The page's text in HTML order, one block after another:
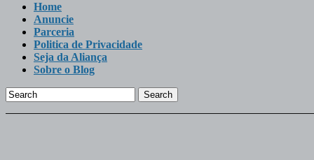
Home
Anuncie
Parceria
Politica de Privacidade
Seja da Aliança
Sobre o Blog
Search